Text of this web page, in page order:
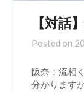
【対話
Posted on
阪奈：流相
分かります